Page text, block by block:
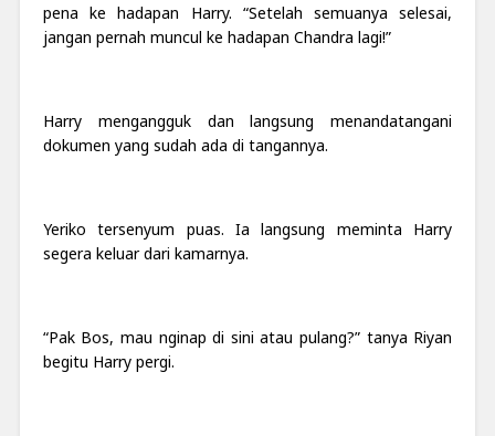
pena ke hadapan Harry. “Setelah semuanya selesai,
jangan pernah muncul ke hadapan Chandra lagi!”
Harry mengangguk dan langsung menandatangani
dokumen yang sudah ada di tangannya.
Yeriko tersenyum puas. Ia langsung meminta Harry
segera keluar dari kamarnya.
“Pak Bos, mau nginap di sini atau pulang?” tanya Riyan
begitu Harry pergi.